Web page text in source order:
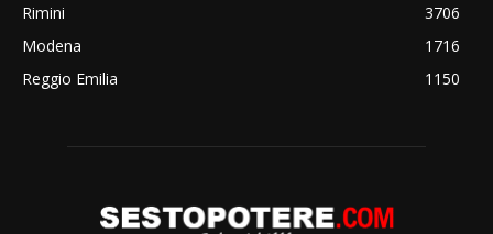
Rimini
3706
Modena
1716
Reggio Emilia
1150